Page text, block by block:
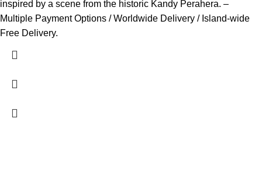
inspired by a scene from the historic Kandy Perahera. –
Multiple Payment Options / Worldwide Delivery / Island-wide
Free Delivery.